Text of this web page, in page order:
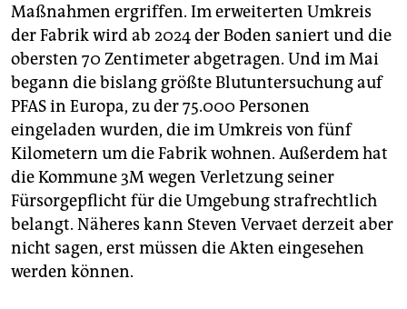
Maßnahmen ergriffen. Im erweiterten Umkreis
der Fabrik wird ab 2024 der Boden saniert und die
obersten 70 Zentimeter abgetragen. Und im Mai
begann die bislang größte Blutuntersuchung auf
PFAS in Europa, zu der 75.000 Personen
eingeladen wurden, die im Umkreis von fünf
Kilometern um die Fabrik wohnen. Außerdem hat
die Kommune 3M wegen Verletzung seiner
Fürsorgepflicht für die Umgebung strafrechtlich
belangt. Näheres kann Steven Vervaet derzeit aber
nicht sagen, erst müssen die Akten eingesehen
werden können.